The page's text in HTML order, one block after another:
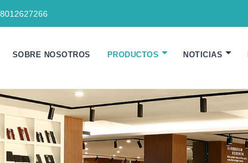
SOBRE NOSOTROS PRODUCTOS NOTICIAS